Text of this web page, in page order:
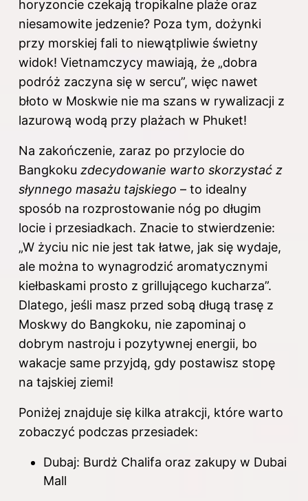
horyzoncie czekają tropikalne plaże oraz
niesamowite jedzenie? Poza tym, dożynki
przy morskiej fali to niewątpliwie świetny
widok! Vietnamczycy mawiają, że „dobra
podróż zaczyna się w sercu”, więc nawet
błoto w Moskwie nie ma szans w rywalizacji z
lazurową wodą przy plażach w Phuket!
Na zakończenie, zaraz po przylocie do
Bangkoku zdecydowanie warto skorzystać z
słynnego masażu tajskiego – to idealny
sposób na rozprostowanie nóg po długim
locie i przesiadkach. Znacie to stwierdzenie:
„W życiu nic nie jest tak łatwe, jak się wydaje,
ale można to wynagrodzić aromatycznymi
kiełbaskami prosto z grillującego kucharza”.
Dlatego, jeśli masz przed sobą długą trasę z
Moskwy do Bangkoku, nie zapominaj o
dobrym nastroju i pozytywnej energii, bo
wakacje same przyjdą, gdy postawisz stopę
na tajskiej ziemi!
Poniżej znajduje się kilka atrakcji, które warto
zobaczyć podczas przesiadek:
Dubaj: Burdż Chalifa oraz zakupy w Dubai
Mall